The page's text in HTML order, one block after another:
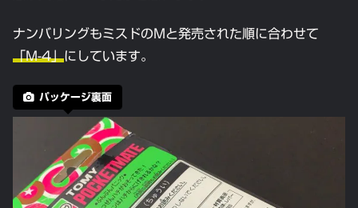
ナンバリングもミスドのMと発売された順に合わせて
「M-4」にしています。
パッケージ裏面